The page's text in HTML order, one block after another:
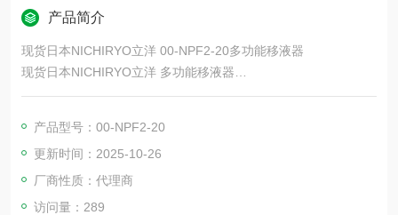
产品简介
现货日本NICHIRYO立洋 00-NPF2-20多功能移液器
现货日本NICHIRYO立洋 多功能移液器
立洋微量移液器“Nichipet“可整支高温灭菌，其包含按钮按压阻力
另外，立洋的微量移液器产品种类繁多，从适合学生练习的入门
级型号到各种其他型号。
产品型号：00-NPF2-20
更新时间：2025-10-26
厂商性质：代理商
访问量：289